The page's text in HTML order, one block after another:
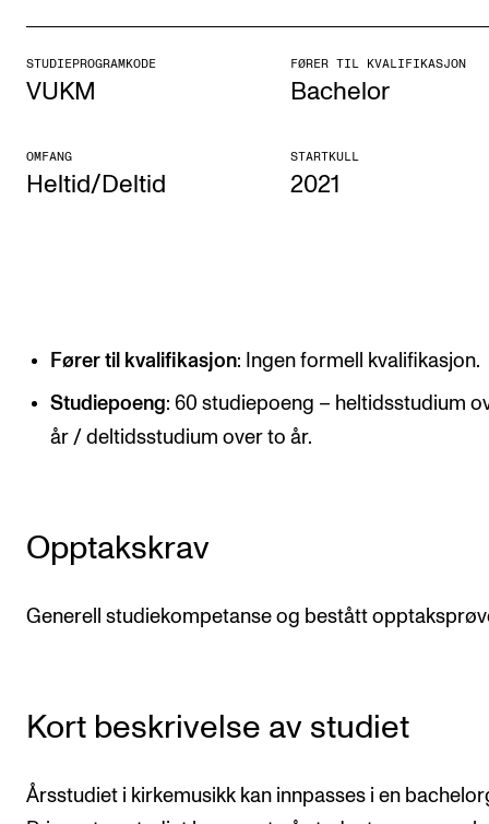
Talentutvikling
STUDENTLIV
Søknad og opptak
Studentutvalet SUT (student.nmh.no)
FORSKNING
NordART
Internasjonal strategi
STUDIEPROGRAMKODE
VUKM
FØRER TIL KVALIFIKASJON
Bachelor
OMFANG
Heltid/Deltid
STARTKULL
2021
Fører til kvalifikasjon: Ingen formell kvalifikasjon.
Studiepoeng: 60 studiepoeng – heltidsstudium
år / deltidsstudium over to år.
Opptakskrav
Generell studiekompetanse og bestått
Kort beskrivelse av studiet
Årsstudiet i kirkemusikk kan innpasses i en